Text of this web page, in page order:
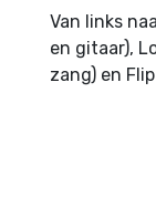
Van links
en gitaar),
zang) en